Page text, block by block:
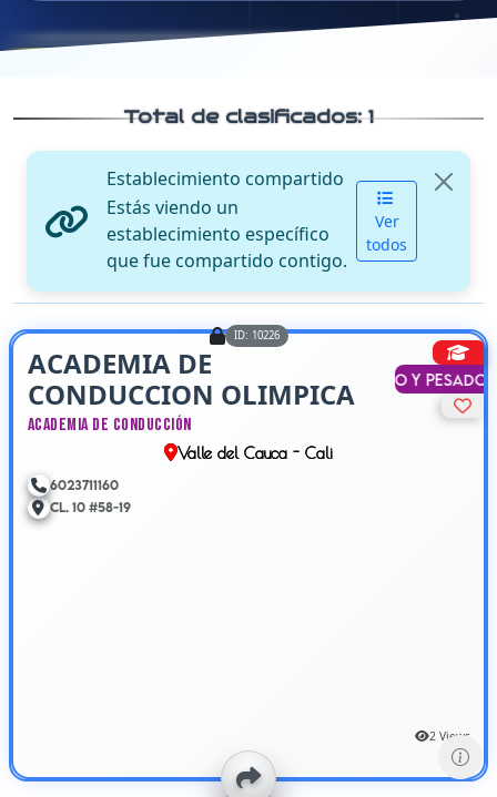
Total de clasificados:1
Establecimiento compartido
Estás viendo un
establecimiento específico
que fue compartido contigo.
Ver
todos
ID: 10226
Liviano y Pesado
ACADEMIA DE
CONDUCCION OLIMPICA
DE CALI
Academia de Conducción
Valle del Cauca - Cali
6023711160
Cl. 10 #58-19
2 Views